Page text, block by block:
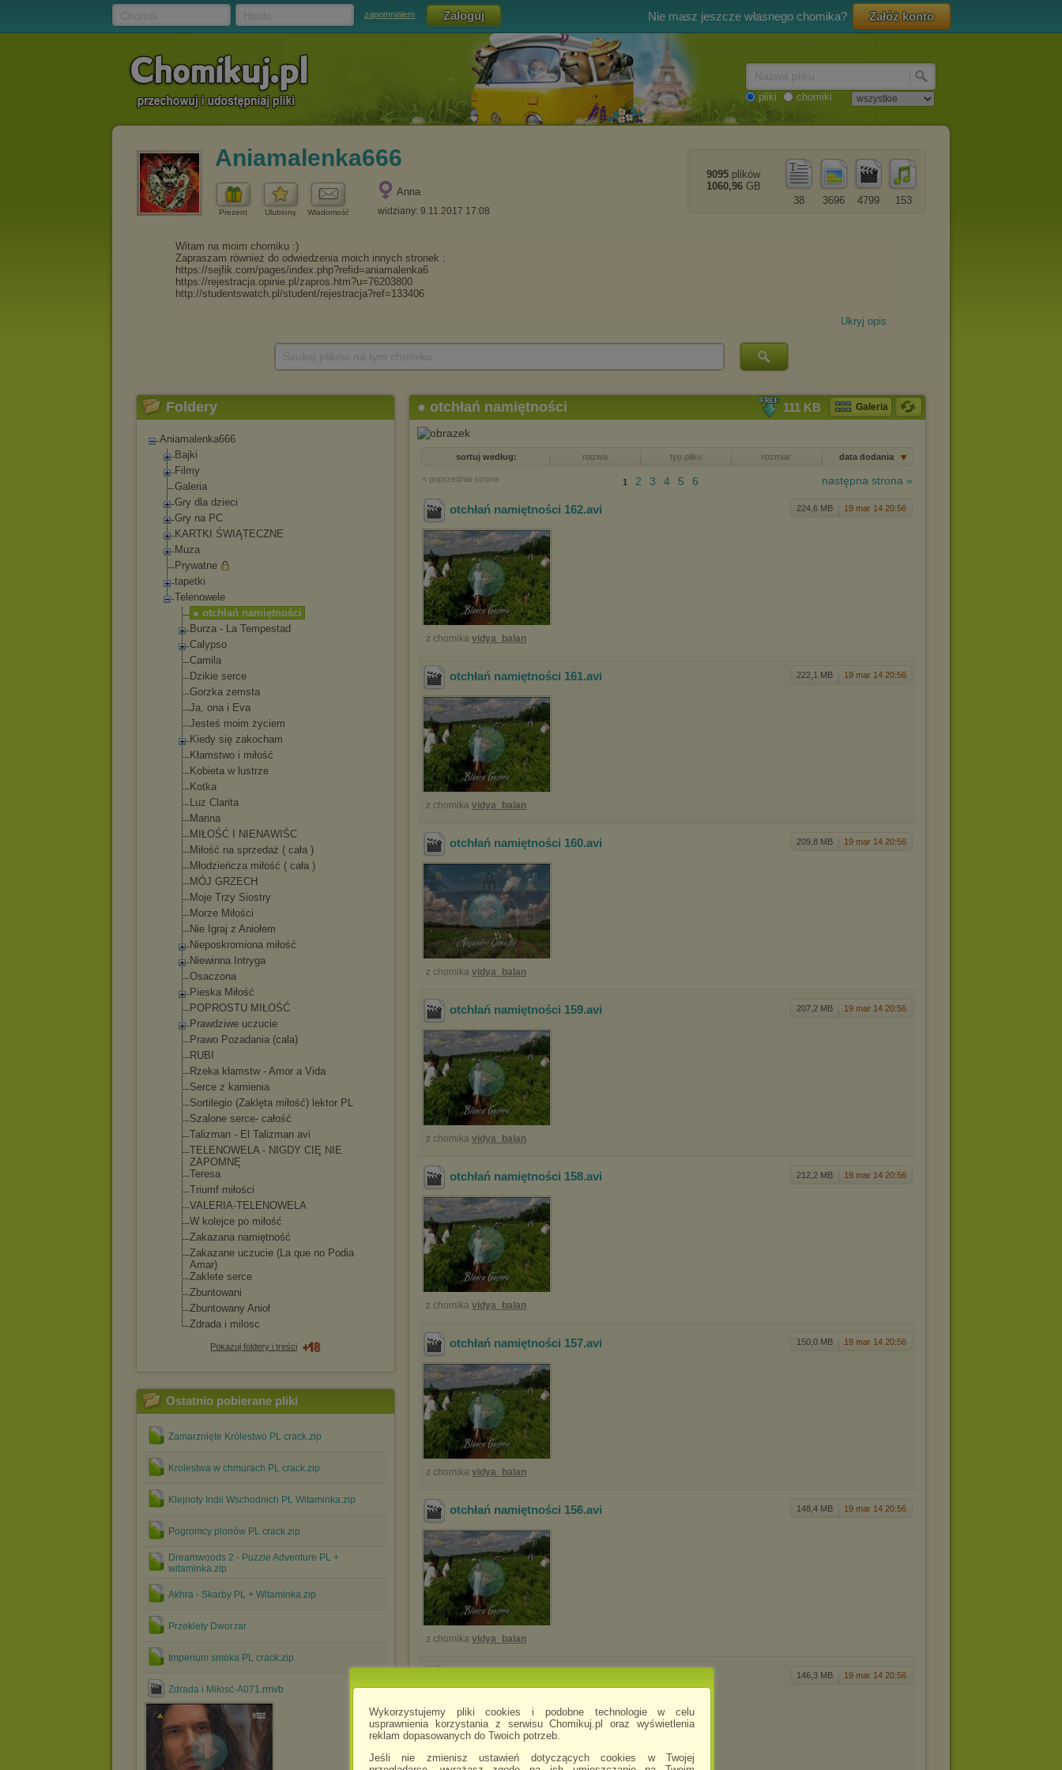
Wykorzystujemy pliki cookies i podobne technologie w celu
usprawnienia korzystania z serwisu Chomikuj.pl oraz wyświetlenia
reklam dopasowanych do Twoich potrzeb.
Jeśli nie zmienisz ustawień dotyczących cookies w Twojej
zapomniałem Nie masz jeszcze własnego chomika? Załóż konto
pliki chomiki
Aniamalenka666
Prezent Ulubiony Wiadomość
Anna
widziany: 9.11.2017 17:08
153
4799
3696
38
9095 plików
1060,96 GB
Ukryj opis
Foldery
Aniamalenka666
Bajki
Filmy
Galeria
Gry dla dzieci
Gry na PC
KARTKI ŚWIĄTECZNE
Muza
Prywatne
tapetki
Telenowele
● otchłań namiętności
Burza - La Tempestad
Calypso
Camila
Dzikie serce
Gorzka zemsta
Ja, ona i Eva
Jesteś moim życiem
Kiedy się zakocham
Kłamstwo i miłość
Kobieta w lustrze
Kotka
Luz Clarita
Marina
MIŁOŚĆ I NIENAWIŚC
Miłość na sprzedaż ( cała )
Młodzieńcza miłość ( cała )
MÓJ GRZECH
Moje Trzy Siostry
Morze Miłości
Nie Igraj z Aniołem
Nieposkromiona miłość
Niewinna Intryga
Osaczona
Pieska Miłość
POPROSTU MIŁOŚĆ
Prawdziwe uczucie
Prawo Pozadania (cala)
RUBI
Rzeka kłamstw - Amor a Vida
Serce z kamienia
Sortilegio (Zaklęta miłość) lektor PL
Szalone serce- całość
Talizman - El Talizman avi
TELENOWELA - NIGDY CIĘ NIE
ZAPOMNĘ
Teresa
Triumf miłości
VALERIA-TELENOWELA
W kolejce po miłość
Zakazana namiętność
Zakazane uczucie (La que no Podia
Amar)
Zaklete serce
Zbuntowani
Zbuntowany Anioł
Zdrada i milosc
Pokazuj foldery i treści
Ostatnio pobierane pliki
Zamarznięte Królestwo PL crack.zip
Krolestwa w chmurach PL crack.zip
Klejnoty Indii Wschodnich PL Witaminka.zip
Pogromcy plonów PL crack.zip
Dreamwoods 2 - Puzzle Adventure PL +
witaminka.zip
Akhra - Skarby PL + Witaminka.zip
Przeklety Dwor.rar
Imperium smoka PL crack.zip
Zdrada i Miłosć-A071.rmvb
● otchłań namiętności 111 KB Galeria
sortuj według: nazwa typ pliku rozmiar data dodania
« poprzednia strona następna strona »
1 2 3 4 5 6
224,6 MB 19 mar 14 20:56
otchłań namiętności 162.avi
z chomika vidya_balan
222,1 MB 19 mar 14 20:56
otchłań namiętności 161.avi
z chomika vidya_balan
209,8 MB 19 mar 14 20:56
otchłań namiętności 160.avi
z chomika vidya_balan
207,2 MB 19 mar 14 20:56
otchłań namiętności 159.avi
z chomika vidya_balan
212,2 MB 19 mar 14 20:56
otchłań namiętności 158.avi
z chomika vidya_balan
150,0 MB 19 mar 14 20:56
otchłań namiętności 157.avi
z chomika vidya_balan
148,4 MB 19 mar 14 20:56
otchłań namiętności 156.avi
z chomika vidya_balan
146,3 MB 19 mar 14 20:56